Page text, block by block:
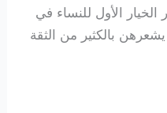
الخيار الأول للنساء في
بالكثير من الثقة